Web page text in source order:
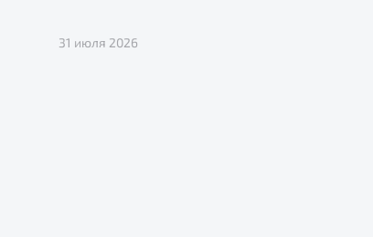
31 июля 2026